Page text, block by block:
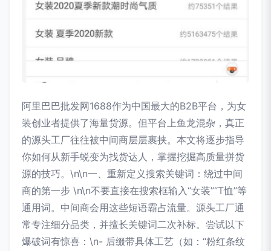
阿里巴巴批发网1688作为中国最大的B2B平台，为女
装创业者提供了海量货源。但平台上鱼龙混杂，真正
的源头工厂往往被中间商层层裹挟。本文将逐步指导
你如何从新手蜕变为找货达人，掌握挖掘高质量拼货
源的技巧。\n\n一、重新定义搜索关键词：绕过中间
商的第一步 \n\n不要直接在搜索框输入“女装”“T恤”等
通用词。中间商会用这些短语霸占流量。源头工厂通
常专注细分品类，并擅长关键词二次补标。尝试以下
爆破词有惊喜：\n- 后缀带具体工艺（如：“粉红条纹